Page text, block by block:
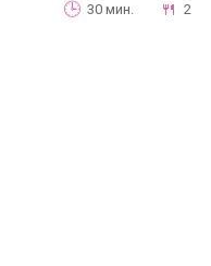
30 мин. 2